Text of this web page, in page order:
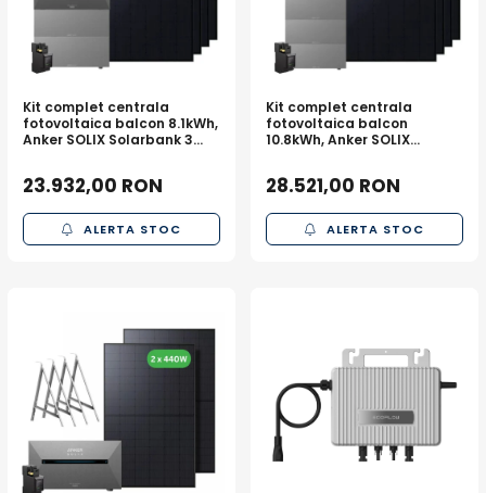
Kit complet centrala
fotovoltaica balcon 8.1kWh,
Anker SOLIX Solarbank 3
prindere
23.932,00 RON
ALERTA STOC
Kit complet centrala
fotovoltaica balcon
10.8kWh, Anker SOLIX
+ sistem prindere
28.521,00 RON
ALERTA STOC